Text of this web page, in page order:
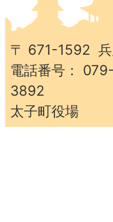
子
町
〒 671-1592 兵
電話番号：
3892
太子町役場